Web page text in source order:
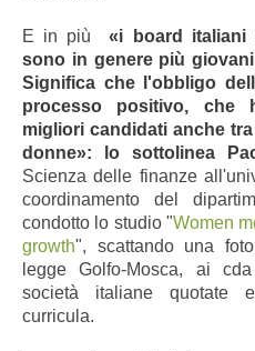
E in più«i board italiani
sono in genere più
Significa che l'obbligo
processo positivo, che
migliori candidati anche
donne»: lo sottolinea
Scienza delle finanze
coordinamento del
condotto lo studio "Women
growth", scattando una
legge Golfo-Mosca, ai
società italiane quotate
curricula.